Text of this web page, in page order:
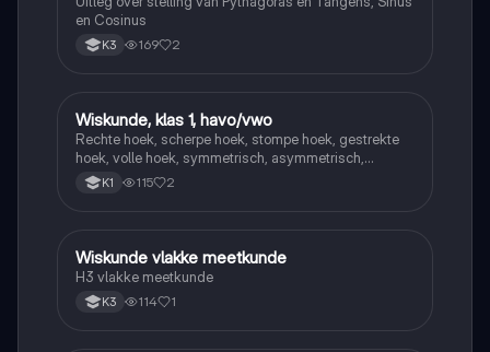
en Cosinus
K3 169 2
Wiskunde
Wiskunde, klas 1, havo/vwo
Rechte hoek, scherpe hoek, stompe hoek, gestrekte
hoek, volle hoek, symmetrisch, asymmetrisch,
puntsymetrisch
K1 115 2
Wiskunde
Wiskunde vlakke meetkunde
H3 vlakke meetkunde
K3 114 1